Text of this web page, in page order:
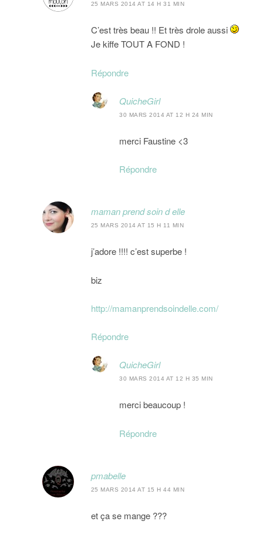
25 MARS 2014 AT 14 H 31 MIN
C’est très beau !! Et très drole aussi
Je kiffe TOUT A FOND !
Répondre
QuicheGirl
30 MARS 2014 AT 12 H 24 MIN
merci Faustine <3
Répondre
maman prend soin d elle
25 MARS 2014 AT 15 H 11 MIN
j’adore !!!! c’est superbe !
biz
http://mamanprendsoindelle.com/
Répondre
QuicheGirl
30 MARS 2014 AT 12 H 35 MIN
merci beaucoup !
Répondre
pmabelle
25 MARS 2014 AT 15 H 44 MIN
et ça se mange ???